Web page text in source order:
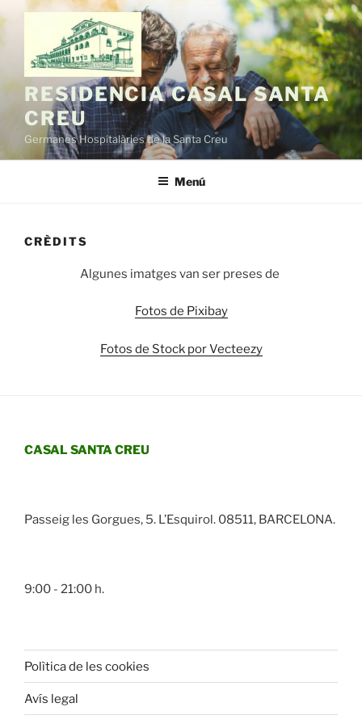
contingut
RESIDENCIA CASAL SANTA
CREU
Germanes Hospitalàries de la Santa Creu
Menú
CRÈDITS
Algunes imatges van ser preses de
Fotos de Pixibay
Fotos de Stock por Vecteezy
CASAL SANTA CREU
Passeig les Gorgues, 5. L’Esquirol. 08511, BARCELONA.
9:00 - 21:00 h.
Polìtica de les cookies
Avís legal